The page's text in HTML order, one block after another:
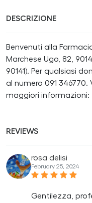
DESCRIZIONE
Benvenuti alla
Marchese Ugo, 82,
90141). Per qualsiasi
al numero 091
maggiori informazioni:
REVIEWS
rosa delisi
February 25, 2024
Gentilezza,